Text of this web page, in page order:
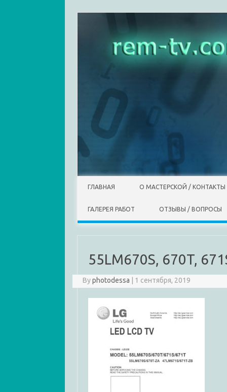
ГЛАВНАЯ О МАСТЕРСКОЙ / КОНТАКТЫ
ГАЛЕРЕЯ РАБОТ ОТЗЫВЫ / ВОПРОСЫ
55LM670S, 670T,
Byphotodessa 1 сентября, 2019